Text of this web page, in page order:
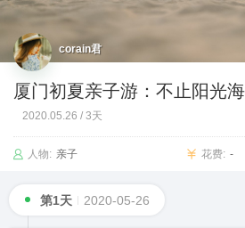
corain君
厦门初夏亲子游：不止阳光
2020.05.26 / 3天
人物: 亲子 花费: -
第1天 2020-05-26